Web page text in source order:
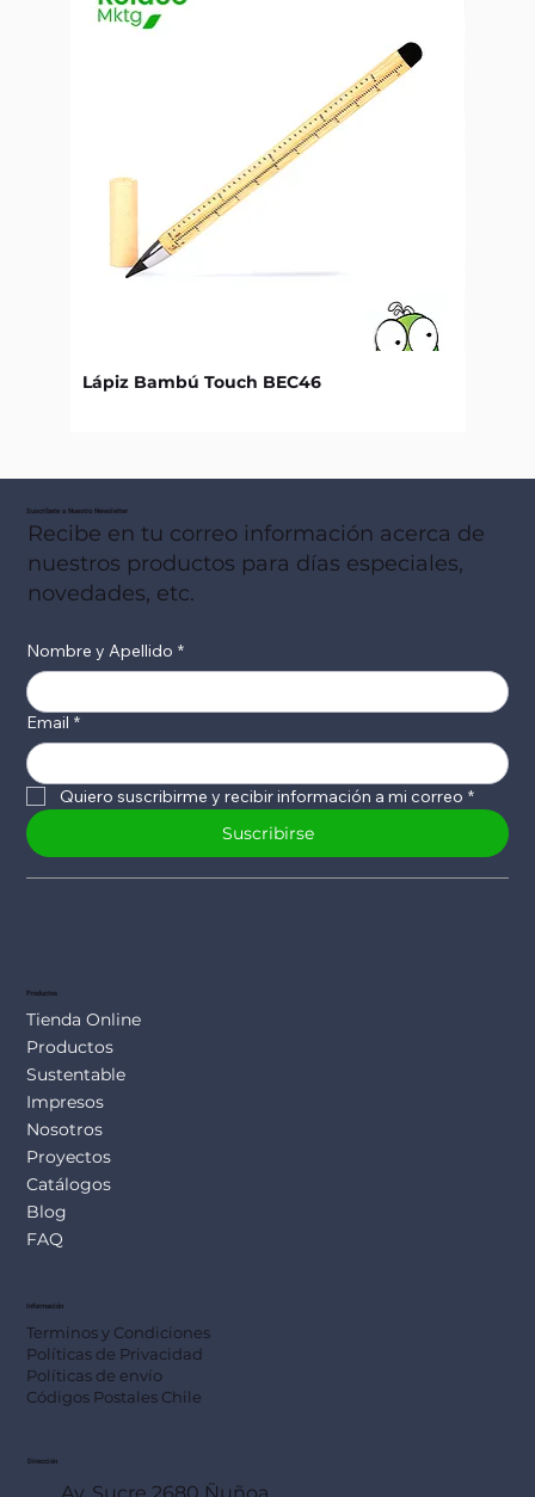
Lápiz Bambú Touch BEC46
Suscribete a Nuestro Newsletter
Recibe en tu correo información acerca de
nuestros productos para días especiales,
novedades, etc.
Nombre y Apellido *
Email *
Quiero suscribirme y recibir información a mi correo *
Suscribirse
Productos
Tienda Online
Productos
Sustentable
Impresos
Nosotros
Proyectos
Catálogos
Blog
FAQ
Información
Terminos y Condiciones
Políticas de Privacidad
Políticas de envío
Códigos Postales Chile
Dirección